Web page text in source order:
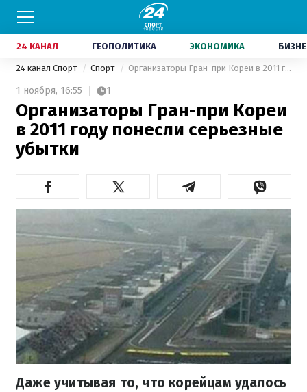
24 КАНАЛ ГЕОПОЛИТИКА ЭКОНОМИКА
24 канал Спорт Спорт Организаторы Гран-при Кореи в 2011 году понесли серьезные убытки
1 ноября, 16:55 1
Организаторы Гран-при Кореи
в 2011 году понесли серьезные
убытки
Даже учитывая то, что корейцам удалось